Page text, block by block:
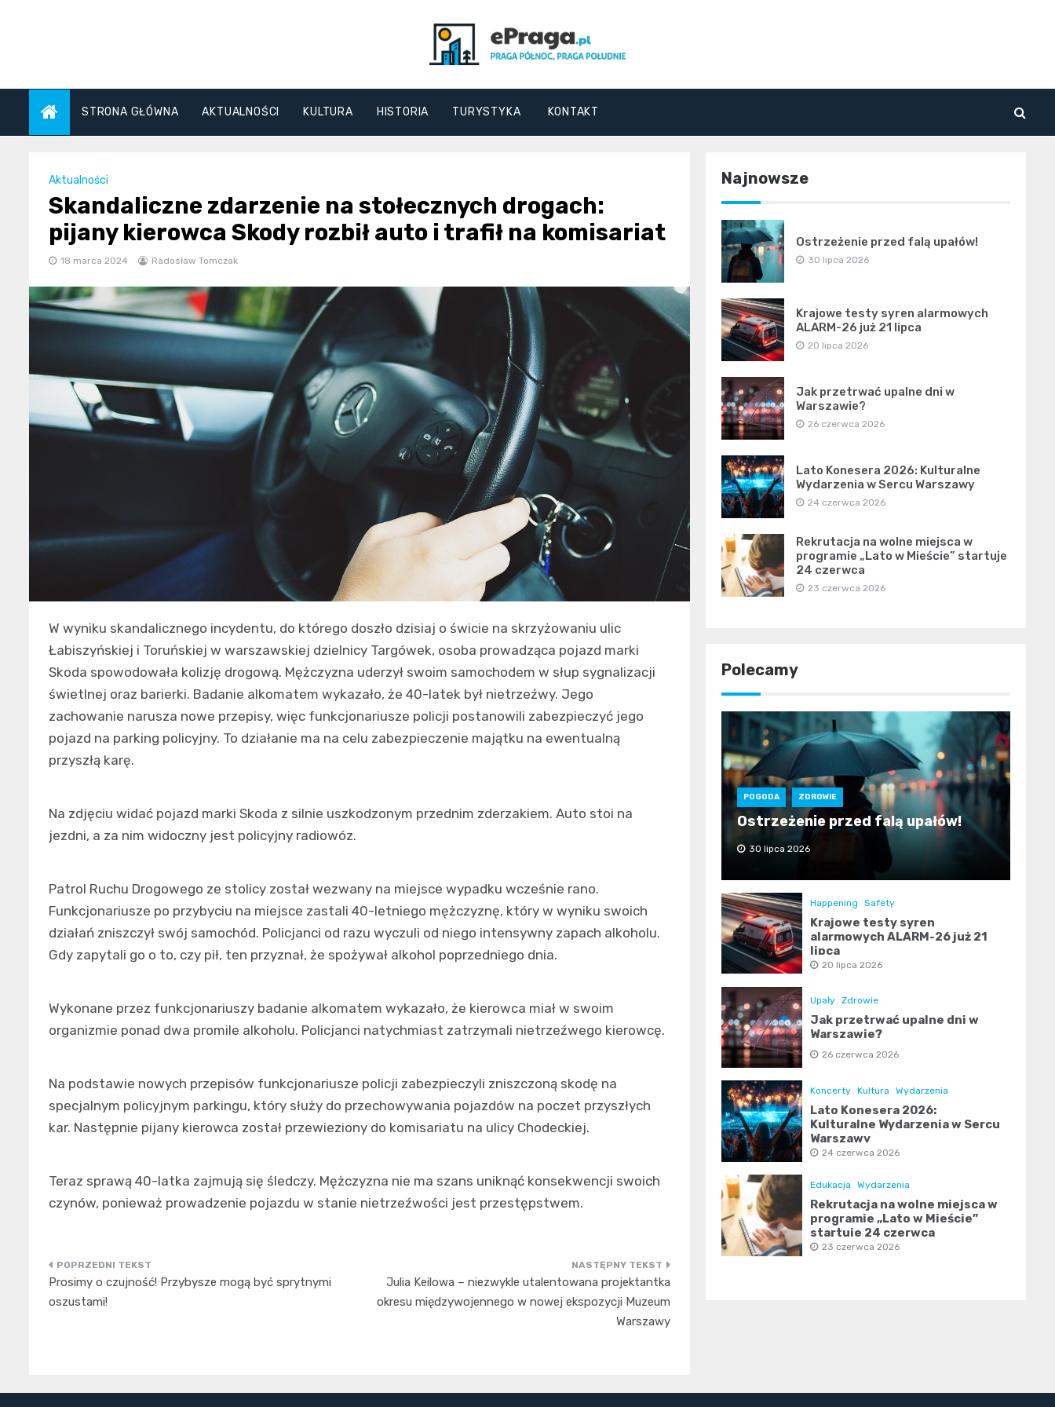
ePraga.pl
STRONA GŁÓWNA AKTUALNOŚCI KULTURA HISTORIA TURYSTYKA KONTAKT
Aktualności
Skandaliczne zdarzenie na stołecznych drogach:
pijany kierowca Skody rozbił auto i trafił na komisariat
18 marca 2024 Radosław Tomczak
W wyniku skandalicznego incydentu, do którego doszło dzisiaj o świcie na skrzyżowaniu ulic
Łabiszyńskiej i Toruńskiej w warszawskiej dzielnicy Targówek, osoba prowadząca pojazd marki
Skoda spowodowała kolizję drogową. Mężczyzna uderzył swoim samochodem w słup sygnalizacji
świetlnej oraz barierki. Badanie alkomatem wykazało, że 40-latek był nietrzeźwy. Jego
zachowanie narusza nowe przepisy, więc funkcjonariusze policji postanowili zabezpieczyć jego
pojazd na parking policyjny. To działanie ma na celu zabezpieczenie majątku na ewentualną
przyszłą karę.
Na zdjęciu widać pojazd marki Skoda z silnie uszkodzonym przednim zderzakiem. Auto stoi na
jezdni, a za nim widoczny jest policyjny radiowóz.
Patrol Ruchu Drogowego ze stolicy został wezwany na miejsce wypadku wcześnie rano.
Funkcjonariusze po przybyciu na miejsce zastali 40-letniego mężczyznę, który w wyniku swoich
działań zniszczył swój samochód. Policjanci od razu wyczuli od niego intensywny zapach alkoholu.
Gdy zapytali go o to, czy pił, ten przyznał, że spożywał alkohol poprzedniego dnia.
Wykonane przez funkcjonariuszy badanie alkomatem wykazało, że kierowca miał w swoim
organizmie ponad dwa promile alkoholu. Policjanci natychmiast zatrzymali nietrzeźwego kierowcę.
Na podstawie nowych przepisów funkcjonariusze policji zabezpieczyli zniszczoną skodę na
specjalnym policyjnym parkingu, który służy do przechowywania pojazdów na poczet przyszłych
kar. Następnie pijany kierowca został przewieziony do komisariatu na ulicy Chodeckiej.
Teraz sprawą 40-latka zajmują się śledczy. Mężczyzna nie ma szans uniknąć konsekwencji swoich
czynów, ponieważ prowadzenie pojazdu w stanie nietrzeźwości jest przestępstwem.
Nawigacja
wpisu
Prosimy o czujność! Przybysze mogą być sprytnymi
oszustami!
Julia Keilowa – niezwykle utalentowana projektantka
okresu międzywojennego w nowej ekspozycji Muzeum
Warszawy
Najnowsze
Ostrzeżenie przed falą upałów!
30 lipca 2026
Krajowe testy syren alarmowych
ALARM-26 już 21 lipca
20 lipca 2026
Jak przetrwać upalne dni w
Warszawie?
26 czerwca 2026
Lato Konesera 2026: Kulturalne
Wydarzenia w Sercu Warszawy
24 czerwca 2026
Rekrutacja na wolne miejsca w
programie „Lato w Mieście” startuje
24 czerwca
23 czerwca 2026
Polecamy
POGODA ZDROWIE
Ostrzeżenie przed falą upałów!
30 lipca 2026
Happening Safety
Krajowe testy syren
alarmowych ALARM-26 już 21
lipca
20 lipca 2026
Upały Zdrowie
Jak przetrwać upalne dni w
Warszawie?
26 czerwca 2026
Koncerty Kultura Wydarzenia
Lato Konesera 2026:
Kulturalne Wydarzenia w Sercu
Warszawy
24 czerwca 2026
Edukacja Wydarzenia
Rekrutacja na wolne miejsca w
programie „Lato w Mieście”
startuje 24 czerwca
23 czerwca 2026